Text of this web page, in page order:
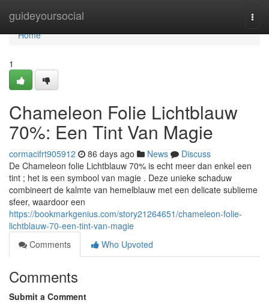
guideyoursocial
Home
Home
1
Chameleon Folie Lichtblauw
70%: Een Tint Van Magie
cormacifrt905912 86 days ago News
Discuss
De Chameleon folie Lichtblauw 70% is echt meer dan enkel een
tint ; het is een symbool van magie . Deze unieke schaduw
combineert de kalmte van hemelblauw met een delicate sublieme
sfeer, waardoor een
https://bookmarkgenius.com/story21264651/chameleon-folie-
lichtblauw-70-een-tint-van-magie
Comments
Who Upvoted
Comments
Submit a Comment